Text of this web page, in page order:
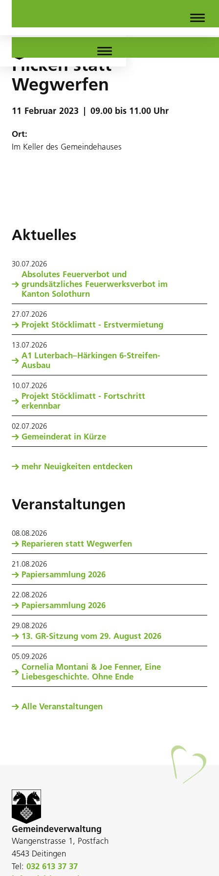
Flicken statt
Wegwerfen
11 Februar 2023 09.00 bis 11.00 Uhr
Ort:
Im Keller des Gemeindehauses
Aktuelles
30.07.2026
Absolutes Feuerverbot und
grundsätzliches Feuerwerksverbot im
Kanton Solothurn
27.07.2026
Projekt Stöcklimatt - Erstvermietung
13.07.2026
A1 Luterbach–Härkingen 6-Streifen-
Ausbau
10.07.2026
Projekt Stöcklimatt - Fortschritt
erkennbar
02.07.2026
Gemeinderat in Kürze
mehr Neuigkeiten entdecken
Veranstaltungen
08.08.2026
Reparieren statt Wegwerfen
21.08.2026
Papiersammlung 2026
22.08.2026
Papiersammlung 2026
29.08.2026
13. GR-Sitzung vom 29. August 2026
05.09.2026
Cornelia Montani & Joe Fenner, Eine
Liebesgeschichte. Ohne Ende
Alle Veranstaltungen
Gemeindeverwaltung
Wangenstrasse 1, Postfach
4543 Deitingen
Tel: 032 613 37 37